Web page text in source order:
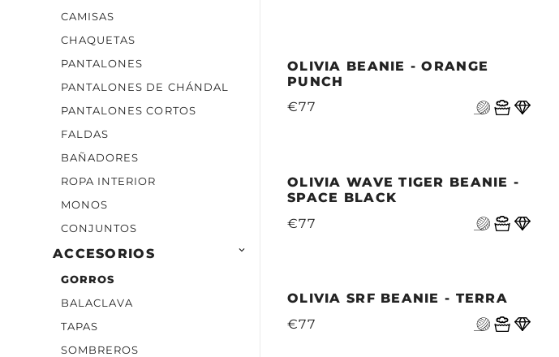
CAMISAS
CHAQUETAS
PANTALONES
PANTALONES DE CHÁNDAL
PANTALONES CORTOS
FALDAS
BAÑADORES
ROPA INTERIOR
MONOS
CONJUNTOS
ACCESORIOS 
GORROS
BALACLAVA
TAPAS
SOMBREROS
OLIVIA BEANIE - ORANGE
PUNCH
€77
OLIVIA WAVE TIGER BEANIE -
SPACE BLACK
€77
OLIVIA SRF BEANIE - TERRA
€77